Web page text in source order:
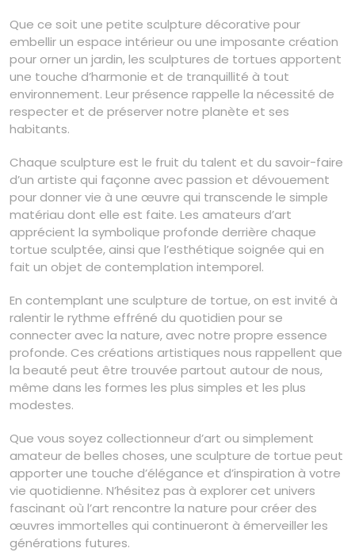
Que ce soit une petite sculpture décorative pour
embellir un espace intérieur ou une imposante création
pour orner un jardin, les sculptures de tortues apportent
une touche d’harmonie et de tranquillité à tout
environnement. Leur présence rappelle la nécessité de
respecter et de préserver notre planète et ses
habitants.
Chaque sculpture est le fruit du talent et du savoir-faire
d’un artiste qui façonne avec passion et dévouement
pour donner vie à une œuvre qui transcende le simple
matériau dont elle est faite. Les amateurs d’art
apprécient la symbolique profonde derrière chaque
tortue sculptée, ainsi que l’esthétique soignée qui en
fait un objet de contemplation intemporel.
En contemplant une sculpture de tortue, on est invité à
ralentir le rythme effréné du quotidien pour se
connecter avec la nature, avec notre propre essence
profonde. Ces créations artistiques nous rappellent que
la beauté peut être trouvée partout autour de nous,
même dans les formes les plus simples et les plus
modestes.
Que vous soyez collectionneur d’art ou simplement
amateur de belles choses, une sculpture de tortue peut
apporter une touche d’élégance et d’inspiration à votre
vie quotidienne. N’hésitez pas à explorer cet univers
fascinant où l’art rencontre la nature pour créer des
œuvres immortelles qui continueront à émerveiller les
générations futures.